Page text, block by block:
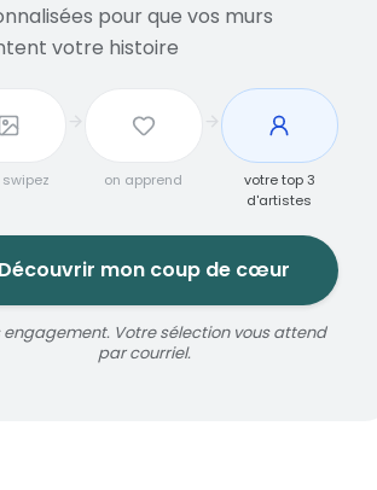
pour que vos murs
votre histoire
on apprend
votre top 3
d'artistes
Découvrir mon coup de cœur
engagement. Votre sélection vous attend
par courriel.